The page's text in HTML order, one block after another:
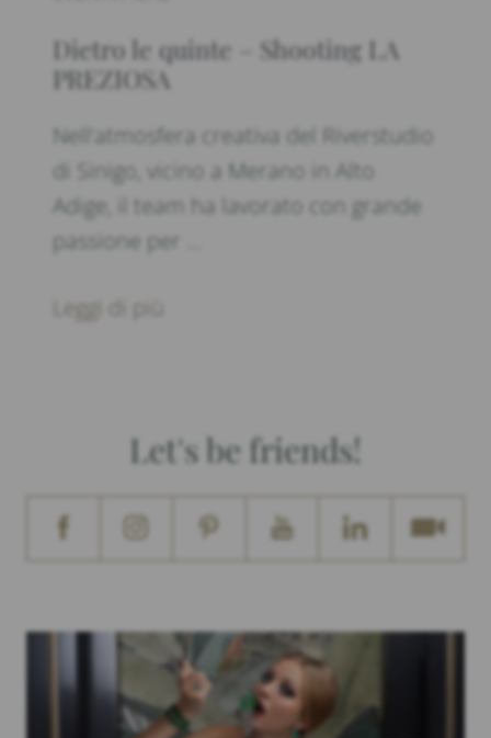
Dietro le quinte – Shooting LA
PREZIOSA
Nell’atmosfera creativa del Riverstudio
di Sinigo, vicino a Merano in Alto
Adige, il team ha lavorato con grande
passione per …
Leggi di più
Let's be friends!